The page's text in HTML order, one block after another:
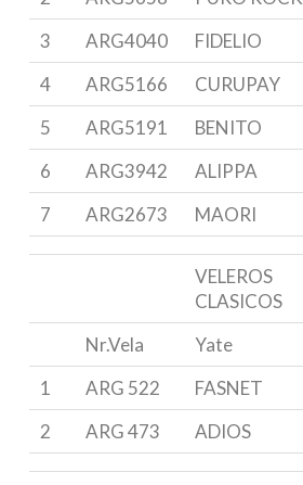
3
ARG4040 FIDELIO
4
ARG5166 CURUPAY
5
ARG5191 BENITO
6
ARG3942 ALIPPA
7
ARG2673 MAORI
VELEROS
CLASICOS
Nr.Vela
Yate
1
ARG 522 FASNET
2
ARG 473 ADIOS